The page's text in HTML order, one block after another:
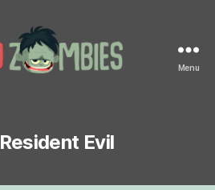
Menu
Resident Evil